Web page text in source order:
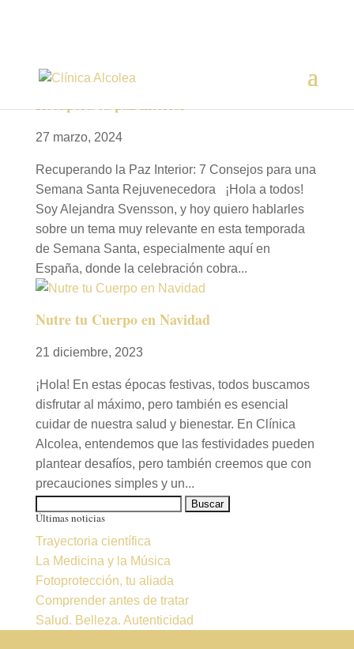
Recupera tu paz interior
27 marzo, 2024
Recuperando la Paz Interior: 7 Consejos para una
Semana Santa Rejuvenecedora ¡Hola a todos!
Soy Alejandra Svensson, y hoy quiero hablarles
sobre un tema muy relevante en esta temporada
de Semana Santa, especialmente aquí en
España, donde la celebración cobra...
Nutre tu Cuerpo en Navidad
21 diciembre, 2023
¡Hola! En estas épocas festivas, todos buscamos
disfrutar al máximo, pero también es esencial
cuidar de nuestra salud y bienestar. En Clínica
Alcolea, entendemos que las festividades pueden
plantear desafíos, pero también creemos que con
precauciones simples y un...
Últimas noticias
Trayectoria científica
La Medicina y la Música
Fotoprotección, tu aliada
Comprender antes de tratar
Salud. Belleza. Autenticidad